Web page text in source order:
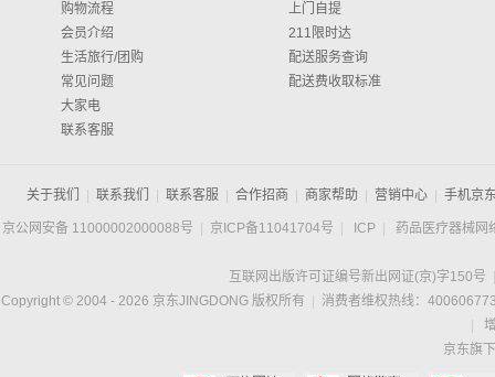
购物流程
会员介绍
生活旅行/团购
常见问题
大家电
联系客服
上门自提
211限时达
配送服务查询
配送费收取标准
关于我们 联系我们 联系客服 合作招商 商家帮助 营销中心 手机京
京公网安备 11000002000088号 京ICP备11041704号 ICP 药品医疗器械网
互联网出版许可证编号新出网证(京)字150号
Copyright © 2004 - 2026 京东JINGDONG 版权所有
消费者维权热线：
京东旗